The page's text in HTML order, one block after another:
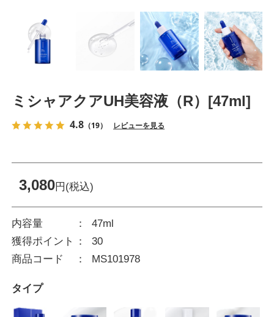
ミシャアクアUH美容液（R）[47ml]
4.8 （19） レビューを見る
3,080円(税込)
内容量
47ml
獲得ポイント
30
商品コード
MS101978
タイプ